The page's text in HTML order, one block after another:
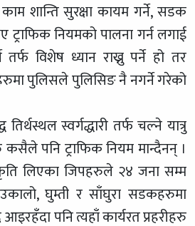
शान्ति सुरक्षा कायम गर्ने, सडक
ट्राफिक नियमको पालना गर्न लगाई
तर्फ विशेष ध्यान राख्नु पर्ने हो तर
पुलिसले पुलिसिङ नै नगर्ने गरेको
तिर्थस्थल स्वर्गद्धारी तर्फ चल्ने यात्रु
पनि ट्राफिक नियम मान्दैनन् ।
लिएका जिपहरुले २४ जना सम्म
घुम्ती र साँघुरा सडकहरुमा
आइरहँदा पनि त्यहाँ कार्यरत प्रहरीहरु